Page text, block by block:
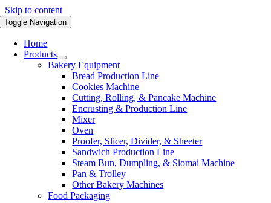
Skip to content
Toggle Navigation
Home
Products
Bakery Equipment
Bread Production Line
Cookies Machine
Cutting, Rolling, & Pancake Machine
Encrusting & Production Line
Mixer
Oven
Proofer, Slicer, Divider, & Sheeter
Sandwich Production Line
Steam Bun, Dumpling, & Siomai Machine
Pan & Trolley
Other Bakery Machines
Food Packaging